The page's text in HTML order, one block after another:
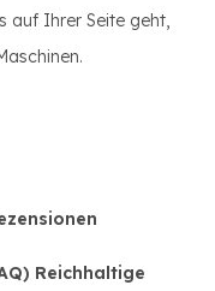
auf Ihrer Seite geht,
Reichhaltige